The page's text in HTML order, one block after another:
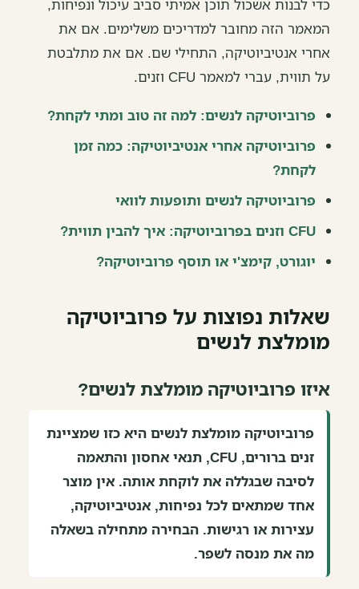
כדי לבנות אשכול תוכן אמיתי סביב עיכול ונפיחות,
המאמר הזה מחובר למדריכים משלימים. אם את
אחרי אנטיביוטיקה, התחילי שם. אם את מתלבטת
על תווית, עברי למאמר CFU וזנים.
פרוביוטיקה לנשים: למה זה טוב ומתי לקחת?
פרוביוטיקה אחרי אנטיביוטיקה: כמה זמן
לקחת?
פרוביוטיקה לנשים ותופעות לוואי
CFU וזנים בפרוביוטיקה: איך להבין תווית?
יוגורט, קימצ'י או תוסף פרוביוטיקה?
שאלות נפוצות על פרוביוטיקה
מומלצת לנשים
איזו פרוביוטיקה מומלצת לנשים?
פרוביוטיקה מומלצת לנשים היא כזו שמציינת
זנים ברורים, CFU, תנאי אחסון והתאמה
לסיבה שבגללה את לוקחת אותה. אין מוצר
אחד שמתאים לכל נפיחות, אנטיביוטיקה,
עצירות או רגישות. הבחירה מתחילה בשאלה
מה את מנסה לשפר.